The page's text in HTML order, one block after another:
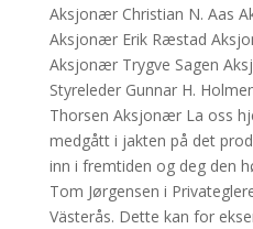
Aksjonær Christian N. Aas
Aksjonær Erik Ræstad
Aksjonær Trygve Sagen
Styreleder Gunnar H.
Thorsen Aksjonær La oss
medgått i jakten på det
inn i fremtiden og deg den
Tom Jørgensen i
Västerås. Dette kan for